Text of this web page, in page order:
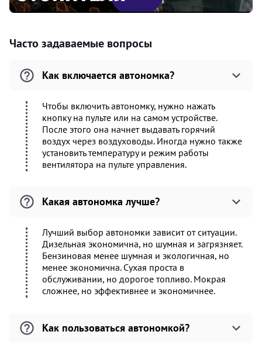
Часто задаваемые вопросы
Как включается автономка?
Чтобы включить автономку, нужно нажать
кнопку на пульте или на самом устройстве.
После этого она начнет выдавать горячий
воздух через воздуховоды. Иногда нужно также
установить температуру и режим работы
вентилятора на пульте управления.
Какая автономка лучше?
Лучший выбор автономки зависит от ситуации.
Дизельная экономична, но шумная и загрязняет.
Бензиновая менее шумная и экологичная, но
менее экономична. Сухая проста в
обслуживании, но дорогое топливо. Мокрая
сложнее, но эффективнее и экономичнее.
Как пользоваться автономкой?